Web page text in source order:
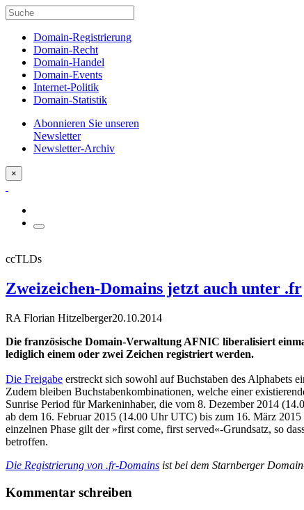
Domain-Registrierung
Domain-Recht
Domain-Handel
Domain-Events
Internet-Politik
Domain-Statistik
Abonnieren Sie unseren
Newsletter
Newsletter-Archiv
×
ccTLDs
Zweizeichen-Domains jetzt auch unter .fr
RA Florian Hitzelberger20.10.2014
Die französische Domain-Verwaltung AFNIC liberalisiert
lediglich einem oder zwei Zeichen registriert werden.
Die Freigabe erstreckt sich sowohl auf Buchstaben des Alphabets
Zudem bleiben Buchstabenkombinationen, welche einer
Sunrise Period für Markeninhaber, die vom 8. Dezember 2014
ab dem 16. Februar 2015 (14.00 Uhr UTC) bis zum 16. März
einzelnen Phase gilt der »first come, first served«-Grundsatz, so
betroffen.
Die Registrierung von .fr-Domains ist bei dem Starnberger
Kommentar schreiben